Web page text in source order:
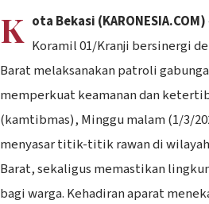
K ota Bekasi (KARONESIA.COM)
Koramil 01/Kranji bersinergi
Barat melaksanakan patroli
memperkuat keamanan dan
(kamtibmas), Minggu malam (1/3/
menyasar titik-titik rawan di
Barat, sekaligus memastikan
bagi warga. Kehadiran aparat